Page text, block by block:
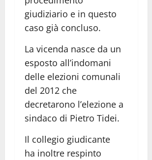
giudiziario e in questo
caso già concluso.
La vicenda nasce da un
esposto all’indomani
delle elezioni comunali
del 2012 che
decretarono l’elezione a
sindaco di Pietro Tidei.
Il collegio giudicante
ha inoltre respinto